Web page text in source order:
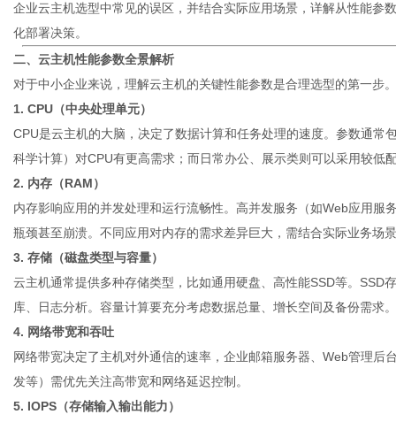
企业云主机选型中常见的误区，并结合实际应用场景，详解从性能参
化部署决策。
二、云主机性能参数全景解析
对于中小企业来说，理解云主机的关键性能参数是合理选型的第一步
1. CPU（中央处理单元）
CPU是云主机的大脑，决定了数据计算和任务处理的速度。参数通
科学计算）对CPU有更高需求；而日常办公、展示类则可以采用较低
2. 内存（RAM）
内存影响应用的并发处理和运行流畅性。高并发服务（如Web应用
瓶颈甚至崩溃。不同应用对内存的需求差异巨大，需结合实际业务场
3. 存储（磁盘类型与容量）
云主机通常提供多种存储类型，比如通用硬盘、高性能SSD等。SSD
库、日志分析。容量计算要充分考虑数据总量、增长空间及备份需求。
4. 网络带宽和吞吐
网络带宽决定了主机对外通信的速率，企业邮箱服务器、Web管理
发等）需优先关注高带宽和网络延迟控制。
5. IOPS（存储输入输出能力）